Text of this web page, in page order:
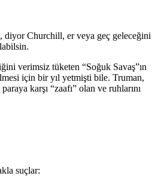
diyor Churchill, er veya geç geleceğini
verimsiz tüketen “Soğuk Savaş”ın
için bir yıl yetmişti bile. Truman,
karşı “zaafı” olan ve ruhlarını
suçlar: